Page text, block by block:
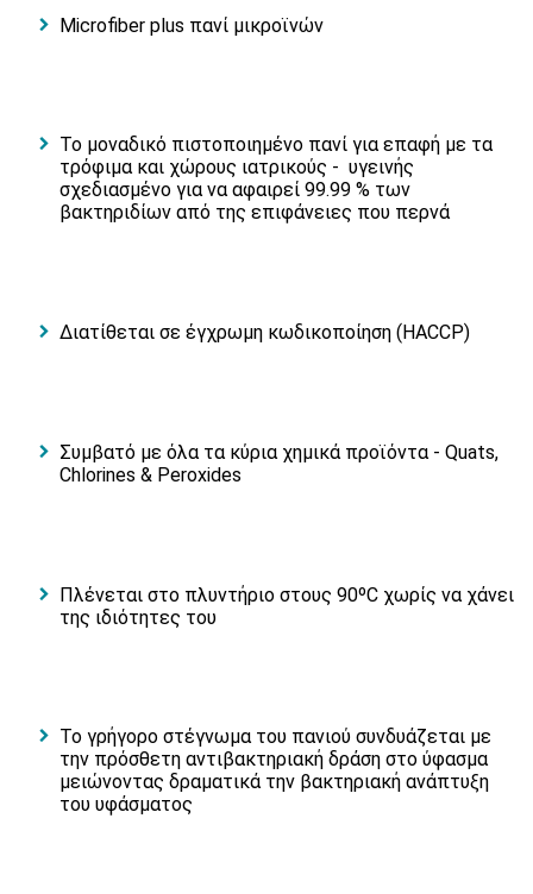
Microfiber plus πανί μικροϊνών
Το μοναδικό πιστοποιημένο πανί για επαφή με τα
τρόφιμα και χώρους ιατρικούς - υγεινής
σχεδιασμένο για να αφαιρεί 99.99 % των
βακτηριδίων από της επιφάνειες που περνά
Διατίθεται σε έγχρωμη κωδικοποίηση (HACCP)
Συμβατό με όλα τα κύρια χημικά προϊόντα - Quats,
Chlorines & Peroxides
Πλένεται στο πλυντήριο στους 90ºC χωρίς να χάνει
της ιδιότητες του
Το γρήγορο στέγνωμα του πανιού συνδυάζεται με
την πρόσθετη αντιβακτηριακή δράση στο ύφασμα
μειώνοντας δραματικά την βακτηριακή ανάπτυξη
του υφάσματος